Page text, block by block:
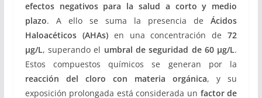
efectos negativos para la salud a corto y medio
plazo. A ello se suma la presencia deÁcidos
Haloacéticos (AHAs)en una concentración de72
µg/L, superando el umbral de seguridad de 60 µg/L.
Estos compuestos químicos se generan por la
reacción del cloro con materia orgánica, y su
exposición prolongada está considerada un factor de